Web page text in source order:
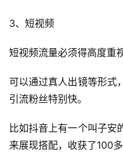
3、短视频
短视频流量必须得高度重
可以通过真人出镜等形式
引流粉丝特别快。
比如抖音上有一个叫子安
来展现搭配，收获了100多